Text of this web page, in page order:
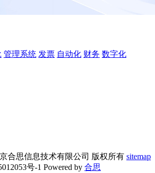
管理系统 发票 自动化 财务 数字化
合思信息技术有限公司 版权所有 sitemap
号-1 Powered by 合思